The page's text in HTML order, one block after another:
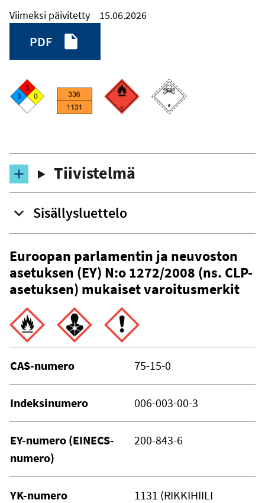
Viimeksi päivitetty 15.06.2026
PDF
Tiivistelmä
Sisällysluettelo
Euroopan parlamentin ja neuvoston
asetuksen (EY) N:o 1272/2008 (ns. CLP-
asetuksen) mukaiset varoitusmerkit
CAS-numero 75-15-0
Indeksinumero 006-003-00-3
EY-numero (EINECS-
numero)
200-843-6
YK-numero
1131 (RIKKIHIILI